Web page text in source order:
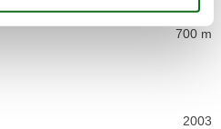
500 m
700 m
2003